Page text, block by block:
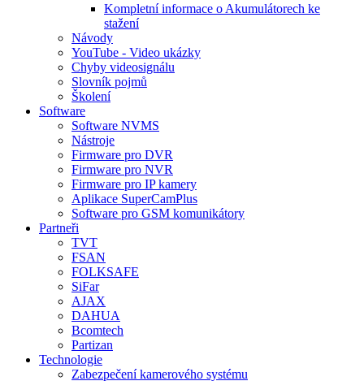
Kompletní informace o Akumulátorech ke
stažení
Návody
YouTube - Video ukázky
Chyby videosignálu
Slovník pojmů
Školení
Software
Software NVMS
Nástroje
Firmware pro DVR
Firmware pro NVR
Firmware pro IP kamery
Aplikace SuperCamPlus
Software pro GSM komunikátory
Partneři
TVT
FSAN
FOLKSAFE
SiFar
AJAX
DAHUA
Bcomtech
Partizan
Technologie
Zabezpečení kamerového systému